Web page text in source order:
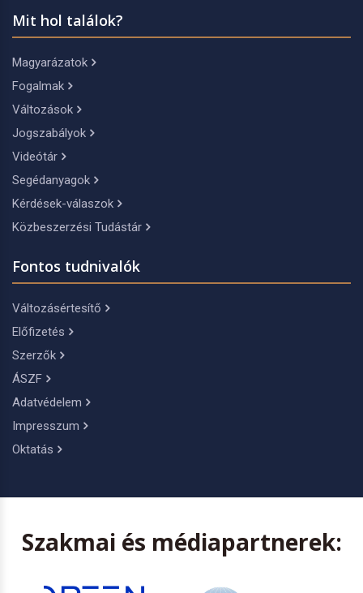
Mit hol találok?
Magyarázatok
Fogalmak
Változások
Jogszabályok
Videótár
Segédanyagok
Kérdések-válaszok
Közbeszerzési Tudástár
Fontos tudnivalók
Változásértesítő
Előfizetés
Szerzők
ÁSZF
Adatvédelem
Impresszum
Oktatás
Szakmai és médiapartnerek: